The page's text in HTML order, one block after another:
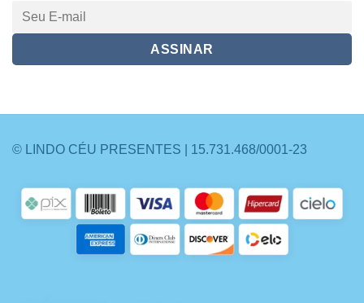
© LINDO CÉU PRESENTES | 15.731.468/0001-23